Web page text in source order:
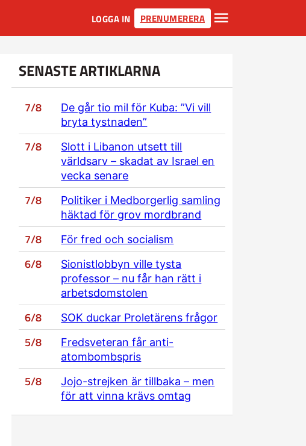
LOGGA IN PRENUMERERA
SENASTE ARTIKLARNA
7/8
De går tio mil för Kuba: ”Vi vill
bryta tystnaden”
7/8
Slott i Libanon utsett till
världsarv – skadat av Israel en
vecka senare
7/8
Politiker i Medborgerlig samling
häktad för grov mordbrand
7/8 För fred och socialism
6/8
Sionistlobbyn ville tysta
professor – nu får han rätt i
arbetsdomstolen
6/8 SOK duckar Proletärens frågor
5/8
Fredsveteran får anti-
atombombspris
5/8
Jojo-strejken är tillbaka – men
för att vinna krävs omtag